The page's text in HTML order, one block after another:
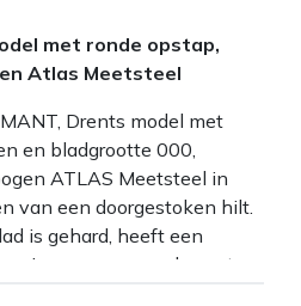
met ronde opstap,
Atlas Meetsteel
Drents model met
en bladgrootte 000,
ATLAS Meetsteel in
van een doorgestoken hilt.
is gehard, heeft een
van een ronde opstap.
schoeisel niet beschadigd.